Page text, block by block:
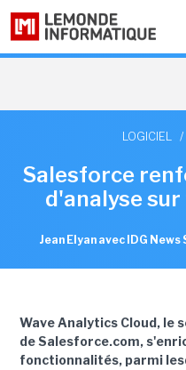
LOGICIEL /
Salesforce
d'analyse
Jean Elyan avec IDG News
Wave Analytics Cloud, le
de Salesforce.com,
fonctionnalités, parmi